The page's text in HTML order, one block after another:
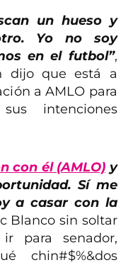
un hueso y
Yo no soy
en el futbol”,
dijo que está a
a AMLO para
intenciones
con él (AMLO) y
Sí me
a casar con la
Blanco sin soltar
para senador,
chin#$%&dos